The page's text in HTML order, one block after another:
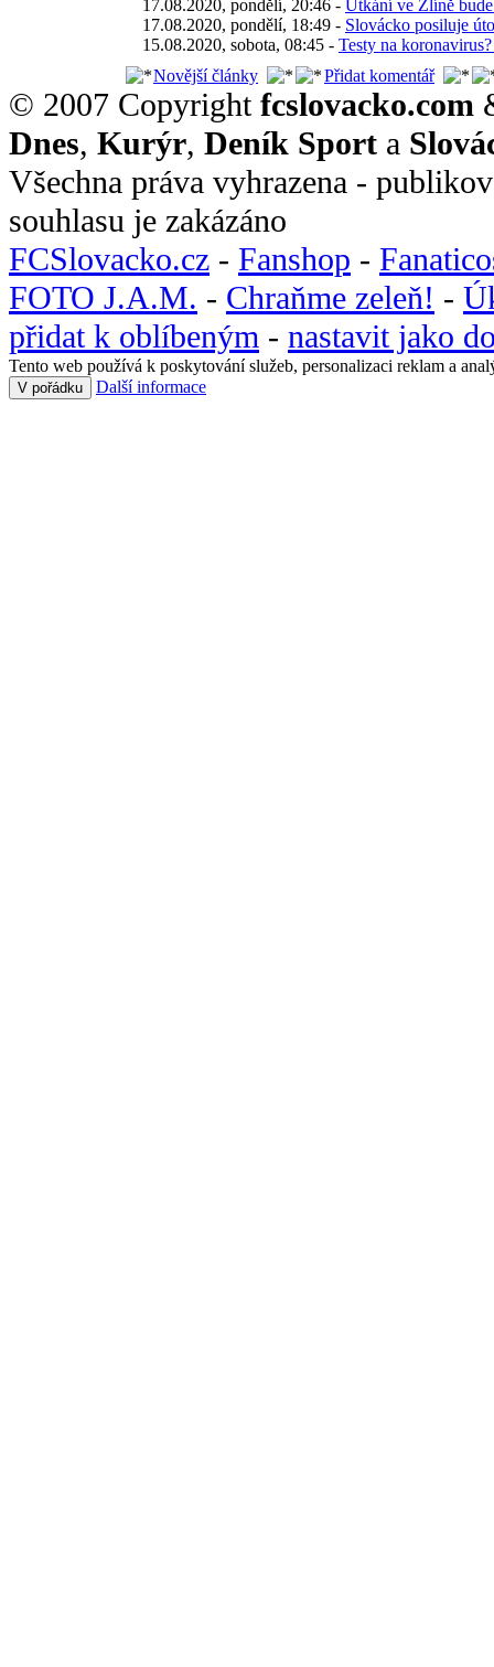
17.08.2020, pondělí, 20:46 - Utkání ve Zlíně
17.08.2020, pondělí, 18:49 - Slovácko posiluje
15.08.2020, sobota, 08:45 - Testy na
Novější články
Přidat komentář
© 2007 Copyright fcslovacko.com
Dnes, Kurýr, Deník Sport a
Všechna práva vyhrazena -
souhlasu je zakázáno
FCSlovacko.cz - Fanshop -
FOTO J.A.M. - Chraňme zeleň! -
přidat k oblíbeným - nastavit jako
Tento web používá k poskytování služeb, personalizaci reklam a
V pořádku Další informace